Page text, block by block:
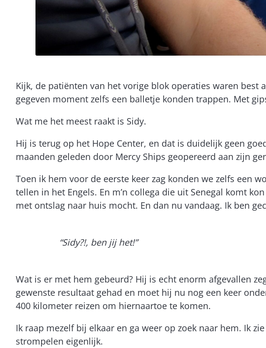
Kijk, de patiënten van het vorige blok operaties waren best
gegeven moment zelfs een balletje konden trappen. Met
Wat me het meest raakt is Sidy.
Hij is terug op het Hope Center, en dat is duidelijk geen
maanden geleden door Mercy Ships geopereerd aan zijn
Toen ik hem voor de eerste keer zag konden we zelfs een
tellen in het Engels. En m’n collega die uit Senegal komt
met ontslag naar huis mocht. En dan nu vandaag. Ik ben
“Sidy?!, ben jij het!”
Wat is er met hem gebeurd? Hij is echt enorm afgevallen
gewenste resultaat gehad en moet hij nu nog een keer
400 kilometer reizen om hiernaartoe te komen.
Ik raap mezelf bij elkaar en ga weer op zoek naar hem. Ik
strompelen eigenlijk.